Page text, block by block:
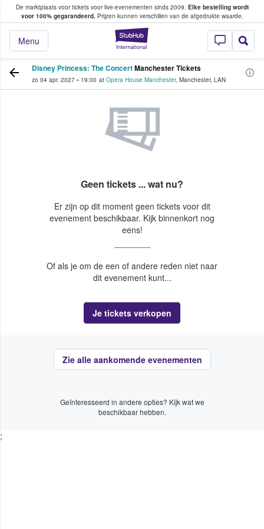
De marktplaats voor tickets voor live-evenementen sinds 2009. Elke bestelling wordt
voor 100% gegarandeerd.Prijzen kunnen verschillen van de afgedrukte waarde.
StubHub: waar
Menu
tickets kopen en verkopen
Disney Princess: The ConcertManchester Tickets
zo 04 apr. 2027 • 19:00 at Opera House Manchester, Manchester, LAN
Geen tickets ... wat nu?
Er zijn op dit moment geen tickets voor dit
evenement beschikbaar. Kijk binnenkort nog
eens!
Of als je om de een of andere reden niet naar
dit evenement kunt...
Je tickets verkopen
Zie alle aankomende evenementen
Geïnteresseerd in andere opties? Kijk wat we
beschikbaar hebben.
;